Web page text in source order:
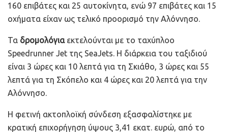
160 επιβάτες και 25 αυτοκίνητα, ενώ 97 επιβάτες και 15
οχήματα είχαν ως τελικό προορισμό την Αλόννησο.
Τα δρομολόγιαεκτελούνται με το ταχύπλοο
Speedrunner Jet της SeaJets. Η διάρκεια του ταξιδιού
είναι 3 ώρες και 10 λεπτά για τη Σκιάθο, 3 ώρες και 55
λεπτά για τη Σκόπελο και 4 ώρες και 20 λεπτά για την
Αλόννησο.
Η φετινή ακτοπλοϊκή σύνδεση εξασφαλίστηκε με
κρατική επιχορήγηση ύψους 3,41 εκατ. ευρώ, από το